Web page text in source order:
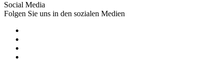
Social Media
Folgen Sie uns in den sozialen Medien